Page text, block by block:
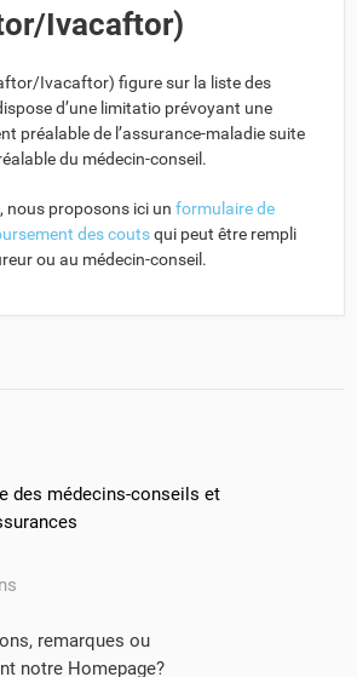
Ivacaftor)
Ivacaftor) figure sur la liste des
d’une limitatio prévoyant une
préalable de l’assurance-maladie suite
du médecin-conseil.
nous proposons ici un formulaire de
des coutsqui peut être rempli
ou au médecin-conseil.
des médecins-conseils et
remarques ou
notre Homepage?